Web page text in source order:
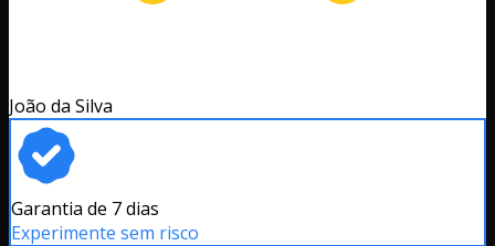
João da Silva
Garantia de 7 dias
Experimente sem risco